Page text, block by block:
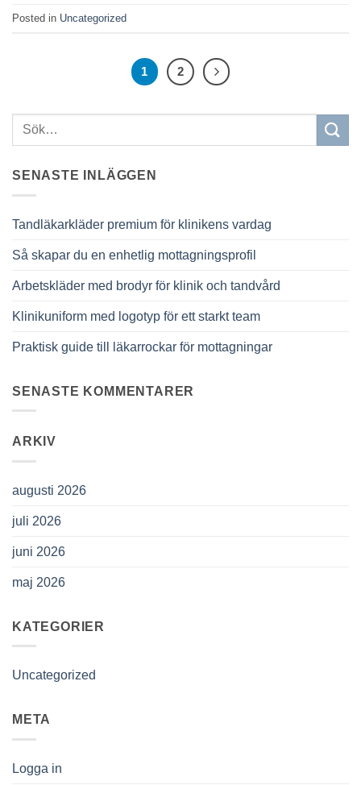
Posted in Uncategorized
1 2
SENASTE INLÄGGEN
Tandläkarkläder premium för klinikens vardag
Så skapar du en enhetlig mottagningsprofil
Arbetskläder med brodyr för klinik och tandvård
Klinikuniform med logotyp för ett starkt team
Praktisk guide till läkarrockar för mottagningar
SENASTE KOMMENTARER
ARKIV
augusti 2026
juli 2026
juni 2026
maj 2026
KATEGORIER
Uncategorized
META
Logga in